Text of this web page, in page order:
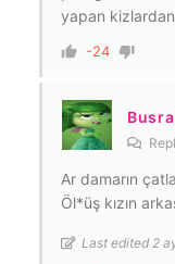
yapan
-24
Busra
Ar damarın
Öl*üş kızın
Last edited 2